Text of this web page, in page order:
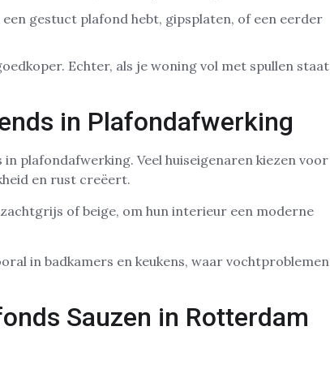
een gestuct plafond hebt, gipsplaten, of een eerder
Echter, als je woning vol met spullen staat
in Plafondafwerking
plafondafwerking. Veel huiseigenaren kiezen voor
en rust creëert.
of beige, om hun interieur een moderne
in badkamers en keukens, waar vochtproblemen
Sauzen in Rotterdam